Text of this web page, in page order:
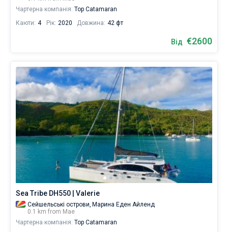
Чартерна компанія: Top Catamaran
Каюти: 4 Рік: 2020 Довжина: 42 фт
Від €2600
Sea Tribe DH550 | Valerie
Сейшельські острови, Марина Еден Айленд
0.1 km from Мае
Чартерна компанія: Top Catamaran